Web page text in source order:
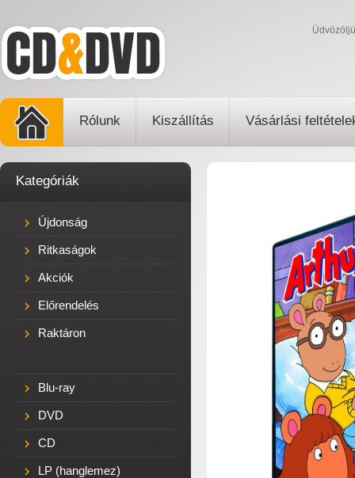
Rólunk Kiszállítás Vásárlási
Kategóriák
Újdonság
Ritkaságok
Akciók
Előrendelés
Raktáron
Blu-ray
DVD
CD
LP (hanglemez)